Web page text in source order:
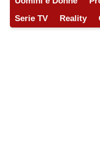
Serie TV
Reality